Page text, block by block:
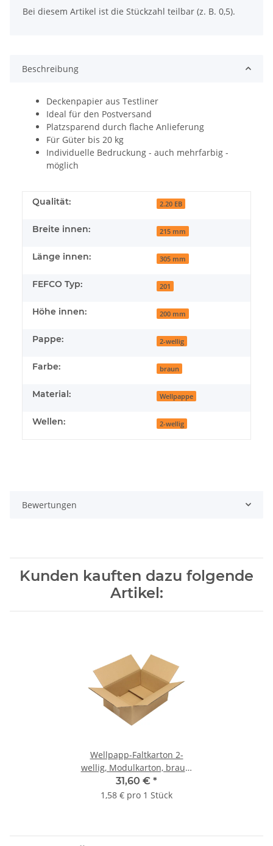
Bei diesem Artikel ist die Stückzahl teilbar (z. B. 0,5).
Beschreibung
Deckenpapier aus Testliner
Ideal für den Postversand
Platzsparend durch flache Anlieferung
Für Güter bis 20 kg
Individuelle Bedruckung - auch mehrfarbig -
möglich
Qualität: 2.20 EB
Breite innen: 215 mm
Länge innen: 305 mm
FEFCO Typ: 201
Höhe innen: 200 mm
Pappe: 2-wellig
Farbe: braun
Material: Wellpappe
Wellen: 2-wellig
Bewertungen
Kunden kauften dazu folgende
Artikel:
Wellpapp-Faltkarton 2-
wellig, Modulkarton, braun,
Qual. 2.20, DIN A4 | 315 x
225 x 115 mm (L x B x H)
31,60 € *
1,58 € pro 1 Stück